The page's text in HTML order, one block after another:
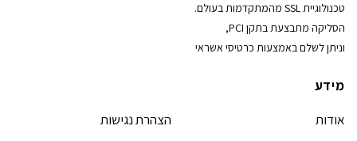
טכנולוגיית SSL מהמתקדמות בעולם.
הסליקה מתבצעת בתקן PCI,
וניתן לשלם באמצעות כרטיסי אשראי
מידע
אודות
הצהרת נגישות